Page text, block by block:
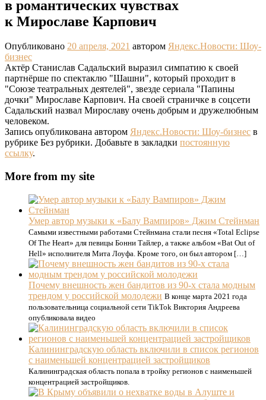
в романтических чувствах
к Мирославе Карпович
Опубликовано 20 апреля, 2021 автором Яндекс.Новости: Шоу-
бизнес
Актёр Станислав Садальский выразил симпатию к своей
партнёрше по спектаклю "Шашни", который проходит в
"Союзе театральных деятелей", звезде сериала "Папины
дочки" Мирославе Карпович. На своей страничке в соцсети
Садальский назвал Мирославу очень добрым и дружелюбным
человеком.
Запись опубликована автором Яндекс.Новости: Шоу-бизнес в
рубрике Без рубрики. Добавьте в закладки постоянную
ссылку.
More from my site
Умер автор музыки к «Балу Вампиров» Джим Стейнман
Самыми известными работами Стейнмана стали песня «Total Eclipse
Of The Heart» для певицы Бонни Тайлер, а также альбом «Bat Out of
Hell» исполнителя Мита Лоуфа. Кроме того, он был автором […]
Почему внешность жен бандитов из 90-х стала модным
трендом у российской молодежи В конце марта 2021 года
пользовательница социальной сети TikTok Виктория Андреева
опубликовала видео
Калининградскую область включили в список регионов
с наименьшей концентрацией застройщиков
Калининградская область попала в тройку регионов с наименьшей
концентрацией застройщиков.